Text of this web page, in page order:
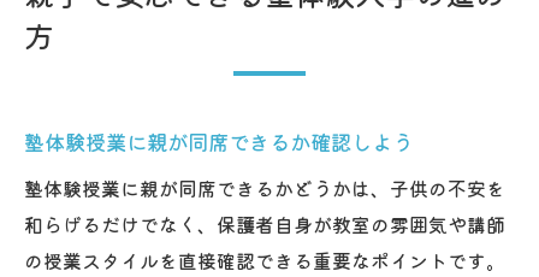
方
塾体験授業に親が同席できるか確認しよう
塾体験授業に親が同席できるかどうかは、子供の不安を
和らげるだけでなく、保護者自身が教室の雰囲気や講師
の授業スタイルを直接確認できる重要なポイントです。